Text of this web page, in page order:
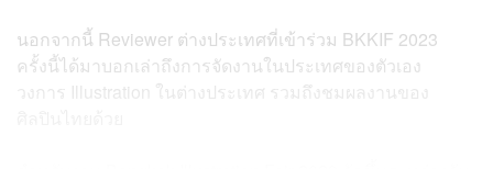
นอกจากนี้ Reviewer ต่างประเทศที่เข้าร่วม BKKIF 2023
ครั้งนี้ได้มาบอกเล่าถึงการจัดงานในประเทศของตัวเอง
วงการ Illustration ในต่างประเทศ รวมถึงชมผลงานของ